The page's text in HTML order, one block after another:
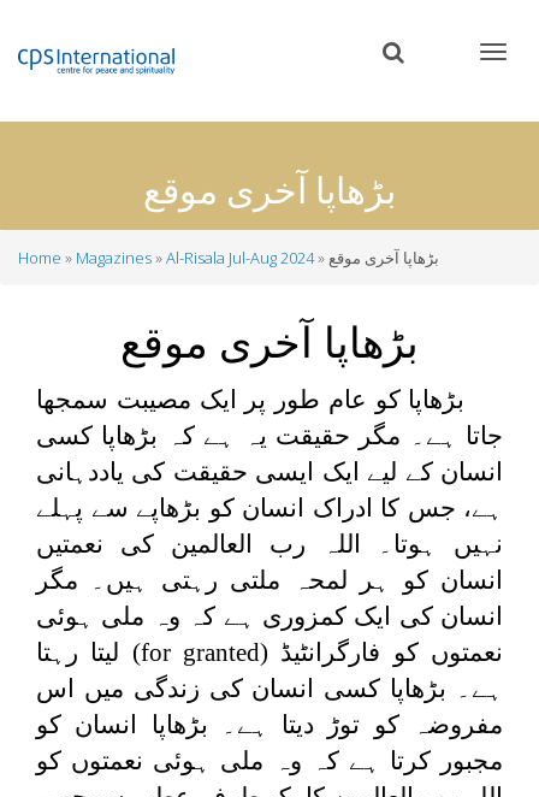
content
بڑھاپا آخری موقع
Home Magazines Al-Risala Jul-Aug 2024 بڑھاپا آخری موقع
بڑھاپا آخری موقع
بڑھاپا کو عام طور پر ایک مصیبت سمجھا
جاتا ہے۔ مگر حقیقت یہ ہے کہ بڑھاپا کسی
انسان کے لیے ایک ایسی حقیقت کی یاددہانی
ہے، جس کا ادراک انسان کو بڑھاپے سے پہلے
نہیں ہوتا۔ اللہ رب العالمین کی نعمتیں
انسان کو ہر لمحہ ملتی رہتی ہیں۔ مگر
انسان کی ایک کمزوری ہے کہ وہ ملی ہوئی
نعمتوں کو فارگرانٹیڈ (for granted) لیتا رہتا
ہے۔ بڑھاپا کسی انسان کی زندگی میں اس
مفروضہ کو توڑ دیتا ہے۔ بڑھاپا انسان کو
مجبور کرتا ہے کہ وہ ملی ہوئی نعمتوں کو